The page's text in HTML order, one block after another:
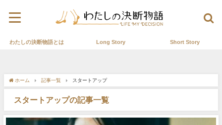
わたしの決断物語とは Long Story Short Story
ホーム 記事一覧 スタートアップ
スタートアップの記事一覧